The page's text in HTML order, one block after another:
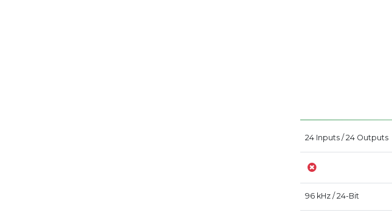
24 Inputs / 24 Outputs
96 kHz / 24-Bit